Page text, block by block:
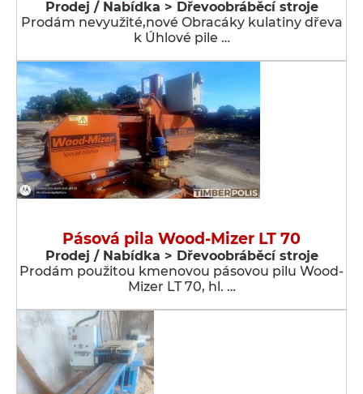
Prodej / Nabídka > Dřevoobráběcí stroje
Prodám nevyužité,nové Obracáky kulatiny dřeva
k Úhlové pile …
Pásová pila Wood-Mizer LT 70
Prodej / Nabídka > Dřevoobráběcí stroje
Prodám použitou kmenovou pásovou pilu Wood-
Mizer LT 70, hl. …